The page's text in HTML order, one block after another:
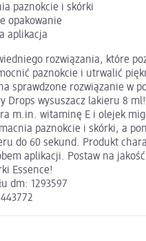
paznokcie i skórki
opakowanie
aplikacja
rozwiązania, które
paznokcie i utrwalić
sprawdzone rozwiązanie w
Drops wysuszacz lakieru 8
m.in. witaminę E i olejek
paznokcie i skórki, a
do 60 sekund. Produkt
aplikacji. Postaw na
Essence!
dm: 1293597